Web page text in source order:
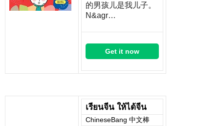
的男孩儿是我儿子。
N&agr…
Get it now
เรียนจีน ให้ได้จีน
ChineseBang 中文棒